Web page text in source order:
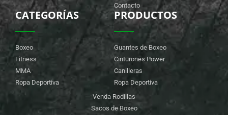
Contacto
CATEGORÍAS
Boxeo
Fitness
MMA
Ropa Deportiva
PRODUCTOS
Guantes de Boxeo
Cinturones Power
Canilleras
Ropa Deportiva
Venda Rodillas
Sacos de Boxeo